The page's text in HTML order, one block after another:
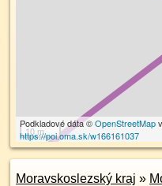
10 m
Podkladové dáta ©OpenStreetMap
https://poi.oma.sk/w166161037
Moravskoslezský kraj »